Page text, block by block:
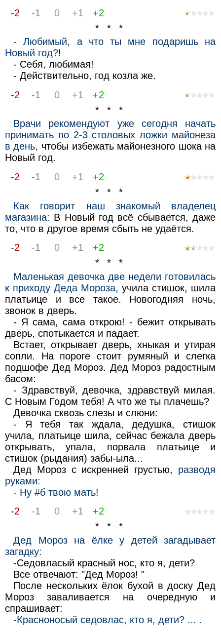
-2
-1 0 +1
+2
* * *
- Любимый, а что ты мне подаришь на
Новый год?!
- Себя, любимая!
- Действительно, год козла же.
-2
-1 0 +1
+2
* * *
Врачи рекомендуют уже сегодня начать
принимать по 2-3 столовых ложки майонеза
в день, чтобы избежать майонезного шока на
Новый год.
-2
-1 0 +1
+2
* * *
Как говорит наш знакомый владелец
магазина: В Новый год всё сбывается, даже
то, что в другое время сбыть не удаётся.
-2
-1 0 +1
+2
* * *
Маленькая девочка две недели готовилась
к приходу Деда Мороза, учила стишок, шила
платьице и все такое. Новогодняя ночь,
звонок в дверь.
- Я сама, сама открою! - бежит открывать
дверь, спотыкается и падает.
Встает, открывает дверь, хныкая и утирая
сопли. На пороге стоит румяный и слегка
подшофе Дед Мороз. Дед Мороз радостным
басом:
- Здравствуй, девочка, здравствуй милая.
С Новым Годом тебя! А что же ты плачешь?
Девочка сквозь слезы и слюни:
- Я тебя так ждала, дедушка, стишок
учила, платьице шила, сейчас бежала дверь
открывать, упала, порвала платьице и
стишок (рыдания) забы-ыла...
Дед Мороз с искренней грустью, разводя
руками:
- Ну #б твою мать!
-2
-1 0 +1
+2
* * *
Дед Мороз на ёлке у детей загадывает
загадку:
-Седовласый красный нос, кто я, дети?
Все отвечают: "Дед Мороз! "
После нескольких ёлок бухой в доску Дед
Мороз заваливается на очередную и
спрашивает:
-Красноносый седовлас, кто я, дети? ... .